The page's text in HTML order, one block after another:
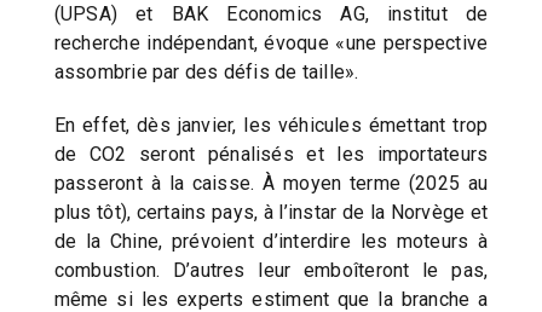
(UPSA) et BAK Economics AG, institut de
recherche indépendant, évoque «une perspective
assombrie par des défis de taille».
En effet, dès janvier, les véhicules émettant trop
de CO2 seront pénalisés et les importateurs
passeront à la caisse. À moyen terme (2025 au
plus tôt), certains pays, à l’instar de la Norvège et
de la Chine, prévoient d’interdire les moteurs à
combustion. D’autres leur emboîteront le pas,
même si les experts estiment que la branche a